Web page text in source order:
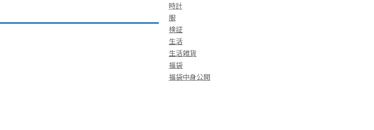
時計
服
検証
生活
生活雑貨
福袋
福袋中身公開